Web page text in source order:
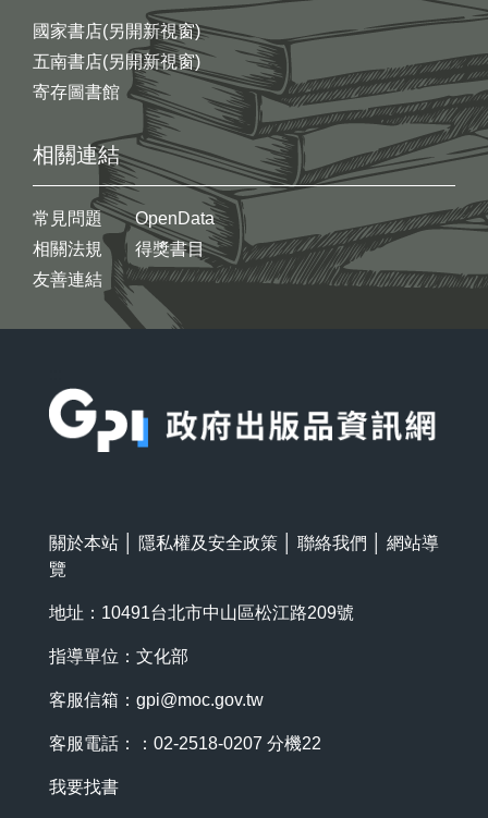
國家書店(另開新視窗)
五南書店(另開新視窗)
寄存圖書館
相關連結
常見問題
相關法規
友善連結
OpenData
得獎書目
關於本站 隱私權及安全政策 聯絡我們
網站導
覽
地址：10491台北市中山區松江路209號
指導單位：文化部
客服信箱： gpi@moc.gov.tw
客服電話：：02-2518-0207 分機22
我要找書